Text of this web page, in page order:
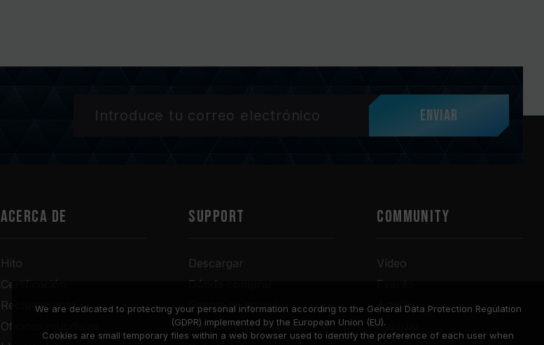
Enviar
Acerca de
Hito
Certificación
Reclutamiento
Oficinas mundiales
SUPPORT
Descargar
Dónde comprar
Centro de socios
Servicio de consultas
COMMUNITY
Vídeo
Evento
Artículo
Galerías
We are dedicated to protecting your personal information according to the General Data Protection Regulation
(GDPR) implemented by the European Union (EU).
Cookies are small temporary files within a web browser used to identify the preference of each user when